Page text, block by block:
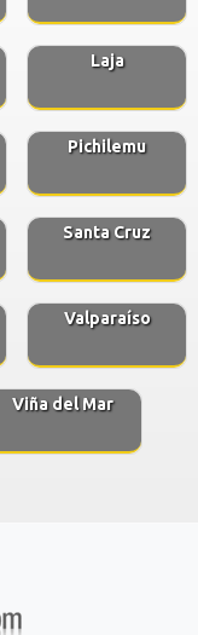
Laja
Pichilemu
Santa Cruz
Valparaíso
Viña del Mar